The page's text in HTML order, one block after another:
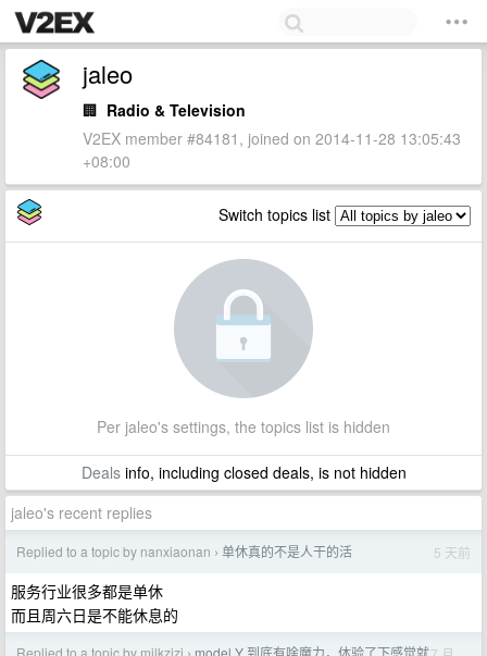
jaleo
🏢 Radio & Television
V2EX member #84181, joined on 2014-11-28 13:05:43
+08:00
Switch topics list
Per jaleo's settings, the topics list is hidden
Dealsinfo, including closed deals, is not hidden
jaleo's recent replies
Replied to a topic by nanxiaonan › 单休真的不是人干的活 5 天前
服务行业很多都是单休
而且周六日是不能休息的
Replied to a topic by milkzizi
model Y 到底有啥魔力，体验了下感觉就